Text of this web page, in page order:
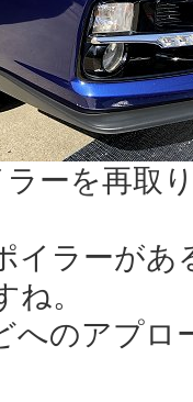
ラーを再取
イラーがあ
。
へのアプロ